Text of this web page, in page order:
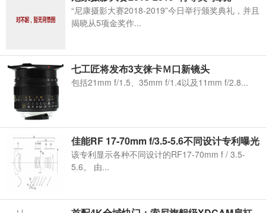
“尼康摄影大赛2018-2019”今日举行颁奖典礼，并且
揭晓从5项金奖作...
七工匠将发布3支徕卡Ｍ口新镜头
包括21mm f/1.5、35mm f/1.4以及11mm f/2.8...
佳能RF 17-70mm f/3.5-5.6不同设计专利曝光
该专利显示各种不同设计的RF17-70mm f / 3.5-
5.6。 由...